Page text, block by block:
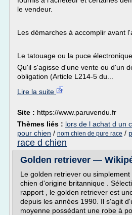
le vendeur.
Les démarches à accomplir avant
Le tatouage ou la puce électronique
Qu'il s'agisse d'une vente ou d'un
obligation (Article L214-5 du...
Lire la suite
Site : https://www.paruvendu.fr
Thèmes liés : lors de l achat d un
pour chien / nom chien de pure race /
race d chien
Golden retriever —
Le golden retriever ou
chien d'origine britannique .
rapport , le golden retriever est
depuis les années 1990. Il s'agit
moyenne possédant une robe à